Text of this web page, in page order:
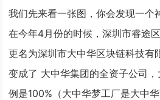
我们先来看一张图，你会发现一个
在今年4月份的时候，深圳市睿途
更名为深圳市大中华区块链科技有
变成了 大中华集团的全资子公司
例是100%（大中华梦工厂是大中